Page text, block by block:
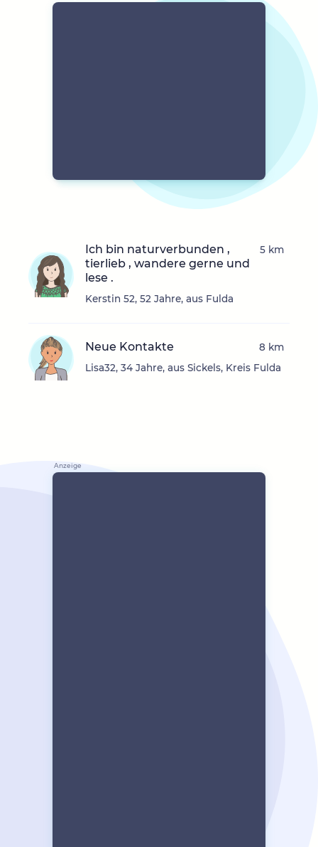
Ich bin naturverbunden ,
tierlieb , wandere gerne und
lese .
Kerstin 52, 52 Jahre, aus Fulda
5 km
Neue Kontakte
Lisa32, 34 Jahre, aus Sickels, Kreis Fulda
8 km